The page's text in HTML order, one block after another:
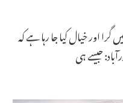
اور خیال کیا جا رہا ہے کہ
جیسے ہی